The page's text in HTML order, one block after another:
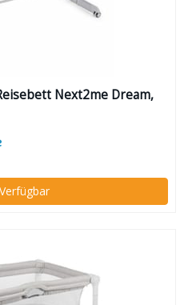
Next2me Dream,